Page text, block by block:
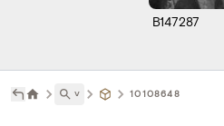
B147287
˅ 10108648